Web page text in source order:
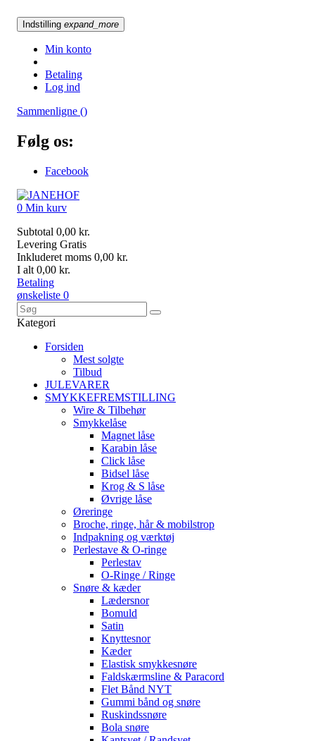
Indstilling expand_more
Min konto
Betaling
Log ind
Sammenligne ()
Følg os:
Facebook
0 Min kurv
Subtotal 0,00 kr.
Levering Gratis
Inkluderet moms 0,00 kr.
I alt 0,00 kr.
Betaling
ønskeliste 0
Kategori
Forsiden
Mest solgte
Tilbud
JULEVARER
SMYKKEFREMSTILLING
Wire & Tilbehør
Smykkelåse
Magnet låse
Karabin låse
Click låse
Bidsel låse
Krog & S låse
Øvrige låse
Øreringe
Broche, ringe, hår & mobilstrop
Indpakning og værktøj
Perlestave & O-ringe
Perlestav
O-Ringe / Ringe
Snøre & kæder
Lædersnor
Bomuld
Satin
Knyttesnor
Kæder
Elastisk smykkesnøre
Faldskærmsline & Paracord
Flet Bånd NYT
Gummi bånd og snøre
Ruskindssnøre
Bola snøre